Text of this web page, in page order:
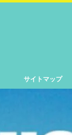
サイトマップ